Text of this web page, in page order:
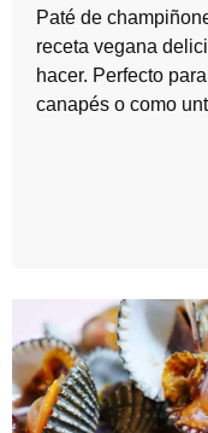
Paté de
receta vegana
hacer. Perfecto
canapés o como